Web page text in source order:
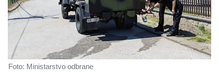
Foto: Ministarstvo odbrane